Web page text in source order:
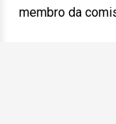
membro da